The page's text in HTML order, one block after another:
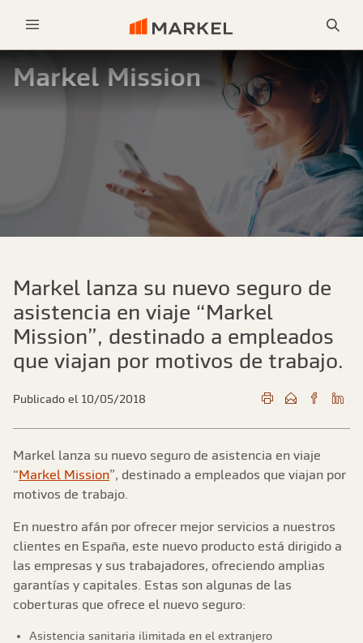
Markel Mission
Markel lanza su nuevo seguro de
asistencia en viaje “Markel
Mission”, destinado a empleados
que viajan por motivos de trabajo.
Publicado el 10/05/2018
Markel lanza su nuevo seguro de asistencia en viaje
“Markel Mission”, destinado a empleados que viajan por
motivos de trabajo.
En nuestro afán por ofrecer mejor servicios a nuestros
clientes en España, este nuevo producto está dirigido a
las empresas y sus trabajadores, ofreciendo amplias
garantías y capitales. Estas son algunas de las
coberturas que ofrece el nuevo seguro:
Asistencia sanitaria ilimitada en el extranjero